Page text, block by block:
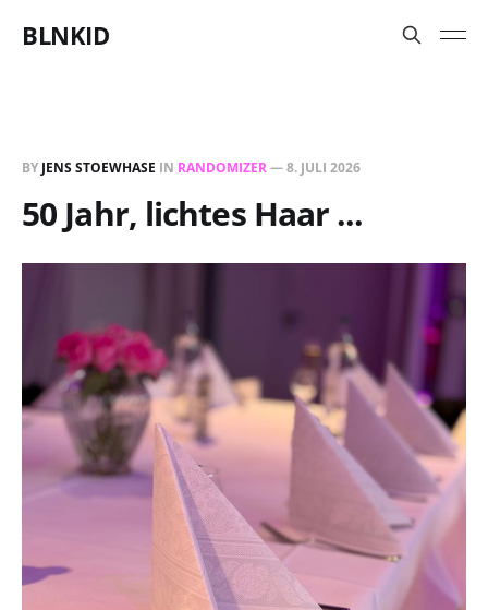
BLNKID
BY JENS STOEWHASE IN RANDOMIZER—8. JULI 2026
50 Jahr, lichtes Haar ...